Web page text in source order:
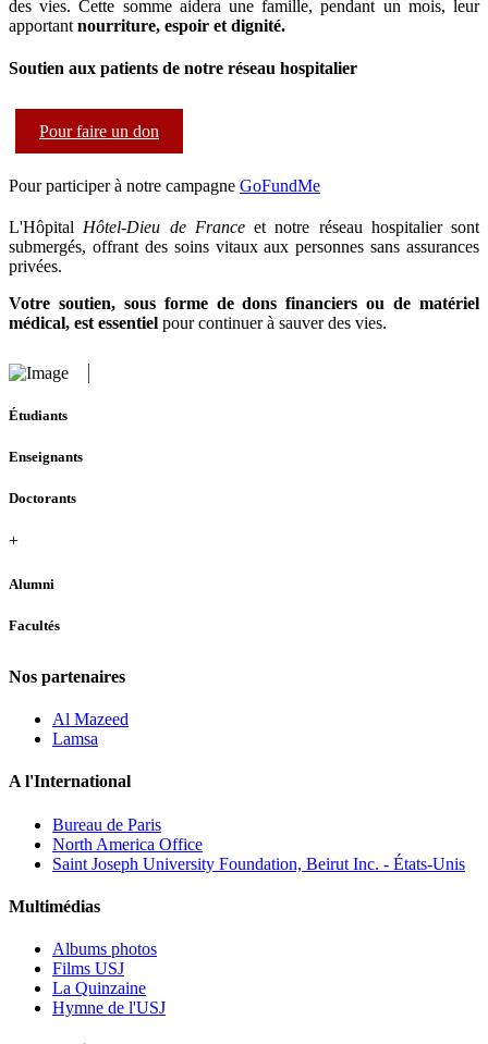
des vies. Cette somme aidera une famille, pendant un mois, leur
apportant nourriture, espoir et dignité.
Soutien aux patients de notre réseau hospitalier
Pour faire un don
Pour participer à notre campagne GoFundMe
L'Hôpital Hôtel-Dieu de Franceet notre réseau hospitalier sont
submergés, offrant des soins vitaux aux personnes sans assurances
privées.
Votre soutien, sous forme de dons financiers ou de matériel
médical, est essentiel pour continuer à sauver des vies.
Étudiants
Enseignants
Doctorants
+
Alumni
Facultés
Nos partenaires
Al Mazeed
Lamsa
A l'International
Bureau de Paris
North America Office
Saint Joseph University Foundation, Beirut Inc. - États-Unis
Multimédias
Albums photos
Films USJ
La Quinzaine
Hymne de l'USJ